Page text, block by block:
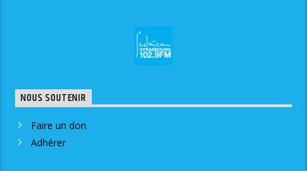
NOUS SOUTENIR
Faire un don
Adhérer